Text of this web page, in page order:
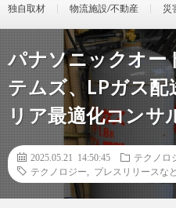
独自取材 物流施設/不動産 災
パナソニックオー
テムズ、LPガス配
リア最適化コンサ
2025.05.21 14:50:45
テクノロ
テクノロジー
プレスリリースな